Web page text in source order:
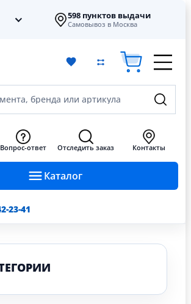
598 пунктов выдачи
Самовывоз в Москва
бренда или артикула
Каталог
Вопрос-ответ Отследить заказ Контакты
23-41